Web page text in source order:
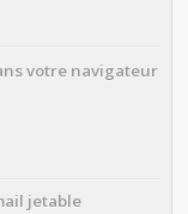
votre navigateur
jetable